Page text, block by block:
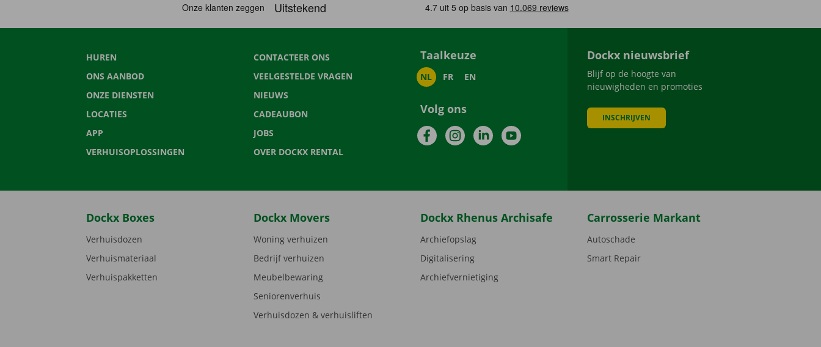
HUREN
ONS AANBOD
ONZE DIENSTEN
LOCATIES
APP
VERHUISOPLOSSINGEN
CONTACTEER ONS
VEELGESTELDE VRAGEN
NIEUWS
CADEAUBON
JOBS
OVER DOCKX RENTAL
Taalkeuze
NL FR EN
Volg ons
FacebookInstagramLinkedInYouTube
Dockx nieuwsbrief
Blijf op de hoogte van
nieuwigheden en promoties
INSCHRIJVEN
Dockx Boxes
Verhuisdozen
Verhuismateriaal
Verhuispakketten
Dockx Movers
Woning verhuizen
Bedrijf verhuizen
Meubelbewaring
Seniorenverhuis
Verhuisdozen & verhuisliften
Dockx Rhenus Archisafe
Archiefopslag
Digitalisering
Archiefvernietiging
Carrosserie Markant
Autoschade
Smart Repair